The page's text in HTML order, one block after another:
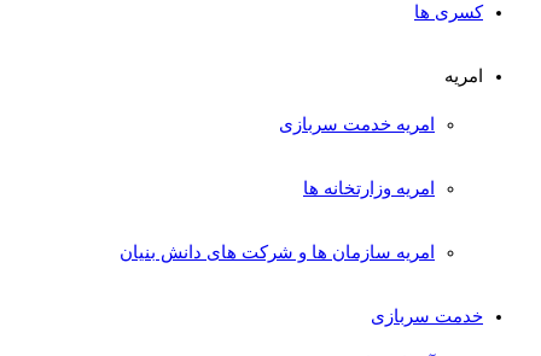
کسری ها
امریه
امریه خدمت سربازی
امریه وزارتخانه ها
امریه سازمان ها و شرکت های دانش بنیان
خدمت سربازی